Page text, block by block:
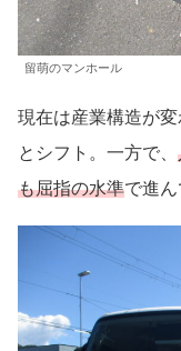
留萌のマンホール
現在は産業構造が
とシフト。一方で、
も屈指の水準で進ん